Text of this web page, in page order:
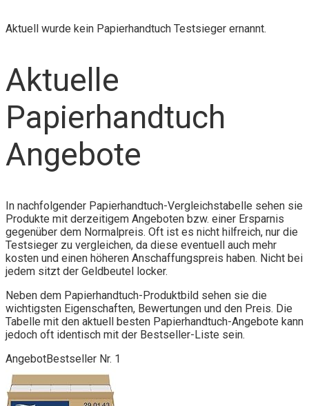
Aktuell wurde kein Papierhandtuch Testsieger ernannt.
Aktuelle
Papierhandtuch
Angebote
In nachfolgender Papierhandtuch-Vergleichstabelle sehen sie
Produkte mit derzeitigem Angeboten bzw. einer Ersparnis
gegenüber dem Normalpreis. Oft ist es nicht hilfreich, nur die
Testsieger zu vergleichen, da diese eventuell auch mehr
kosten und einen höheren Anschaffungspreis haben. Nicht bei
jedem sitzt der Geldbeutel locker.
Neben dem Papierhandtuch-Produktbild sehen sie die
wichtigsten Eigenschaften, Bewertungen und den Preis. Die
Tabelle mit den aktuell besten Papierhandtuch-Angebote kann
jedoch oft identisch mit der Bestseller-Liste sein.
AngebotBestseller Nr. 1